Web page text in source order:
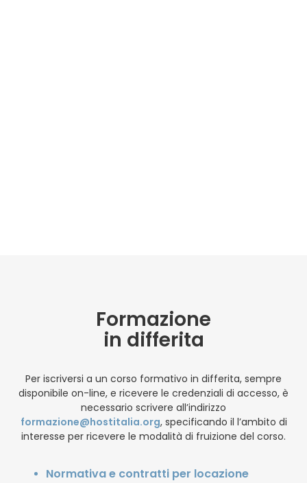
Formazione
in differita
Per iscriversi a un corso formativo in differita, sempre
disponibile on-line, e ricevere le credenziali di accesso, è
necessario scrivere all’indirizzo
formazione@hostitalia.org, specificando il l’ambito di
interesse per ricevere le modalità di fruizione del corso.
Normativa e contratti per locazione